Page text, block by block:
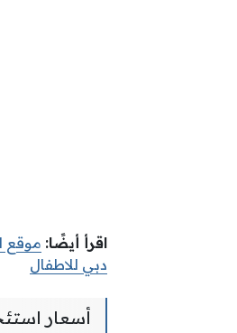
اقرأ أيضًا: موقع
دبي للاطفال
أسعار